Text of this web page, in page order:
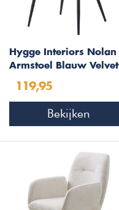
Hygge Interiors Nolan
Armstoel Blauw Velvet
119,95
Bekijken